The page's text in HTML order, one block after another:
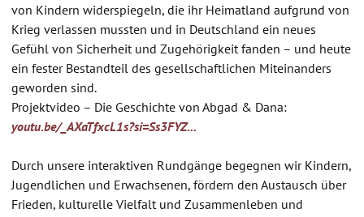
von Kindern widerspiegeln, die ihr Heimatland aufgrund von
Krieg verlassen mussten und in Deutschland ein neues
Gefühl von Sicherheit und Zugehörigkeit fanden – und heute
ein fester Bestandteil des gesellschaftlichen Miteinanders
geworden sind.
Projektvideo – Die Geschichte von Abgad & Dana:
youtu.be/_AXaTfxcL1s?si=Ss3FYZ...
Durch unsere interaktiven Rundgänge begegnen wir Kindern,
Jugendlichen und Erwachsenen, fördern den Austausch über
Frieden, kulturelle Vielfalt und Zusammenleben und